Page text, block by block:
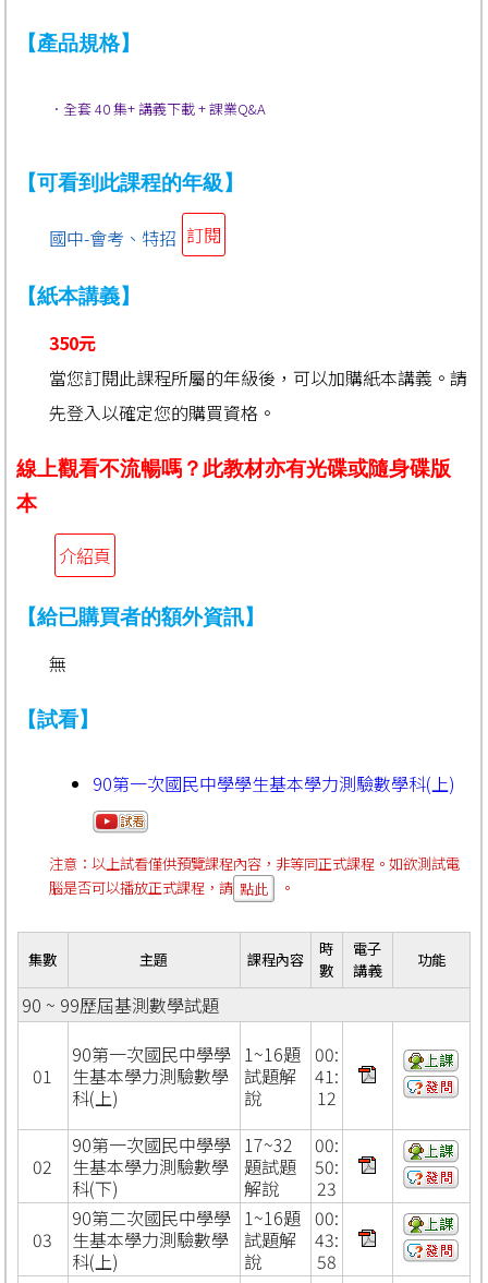
【產品規格】
．全套 40 集+ 講義下載 + 課業Q&A
【可看到此課程的年級】
國中-會考、特招 訂閱
【紙本講義】
350元
當您訂閱此課程所屬的年級後，可以加購紙本講義。請
先登入以確定您的購買資格。
線上觀看不流暢嗎？此教材亦有光碟或隨身碟版
本
介紹頁
【給已購買者的額外資訊】
無
【試看】
90第一次國民中學學生基本學力測驗數學科(上)
注意：以上試看僅供預覽課程內容，非等同正式課程。如欲測試電
腦是否可以播放正式課程，請 點此 。
集數 主題 課程內容
時
數
電子
講義
功能
90 ~ 99歷屆基測數學試題
01
90第一次國民中學學
生基本學力測驗數學
科(上)
1~16題
試題解
說
00:
41:
12
02
90第一次國民中學學
生基本學力測驗數學
科(下)
17~32
題試題
解說
00:
50:
23
03
90第二次國民中學學
生基本學力測驗數學
科(上)
1~16題
試題解
說
00:
43:
58